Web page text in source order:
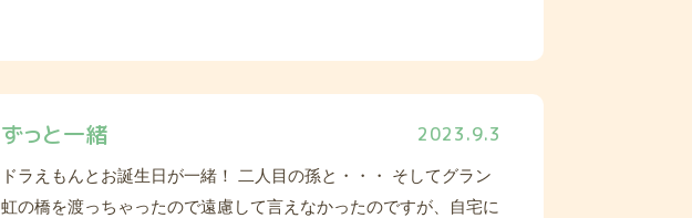
2023.9.3
ずっと一緒
ドラえもんとお誕生日が一緒！ 二人目の孫と・・・ そしてグラン
虹の橋を渡っちゃったので遠慮して言えなかったのですが、自宅に